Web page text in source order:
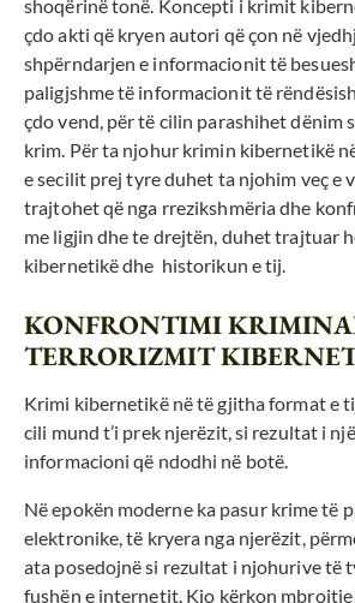
shoqërinë tonë. Koncepti i krimit
çdo akti që kryen autori që çon në
shpërndarjen e informacionit të
paligjshme të informacionit të
çdo vend, për të cilin parashihet dënim
krim. Për ta njohur krimin kibernetikë
e secilit prej tyre duhet ta njohim veç e
trajtohet që nga rrezikshmëria dhe
me ligjin dhe te drejtën, duhet trajtuar
kibernetikë dhe historikun e tij.
KONFRONTIMI
TERRORIZMIT
Krimi kibernetikë në të gjitha format e
cili mund t’i prek njerëzit, si rezultat i
informacioni që ndodhi në botë.
Në epokën moderne ka pasur krime të
elektronike, të kryera nga njerëzit,
ata posedojnë si rezultat i njohurive të
fushën e internetit. Kjo kërkon